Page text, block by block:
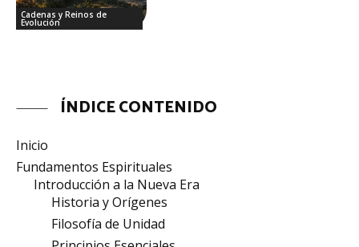
Cadenas y Reinos de
Evolución
ÍNDICE CONTENIDO
Inicio
Fundamentos Espirituales
Introducción a la Nueva Era
Historia y Orígenes
Filosofía de Unidad